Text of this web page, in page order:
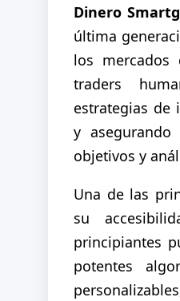
Dinero
última
los mercados
traders
estrategias de
y
objetivos y
Una de las
su
principiantes
potentes